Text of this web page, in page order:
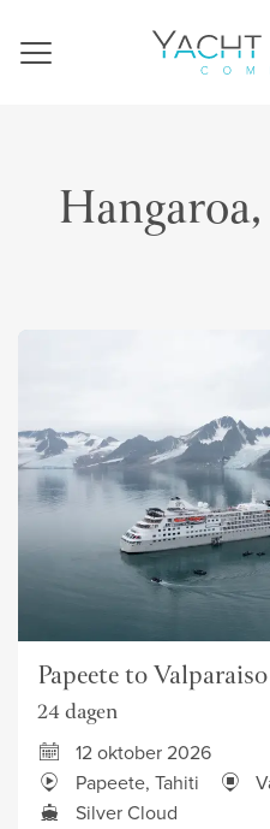
Navigation
Papeete to Valparaiso
24 dagen
12 oktober 2026
Papeete, Tahiti
Silver Cloud